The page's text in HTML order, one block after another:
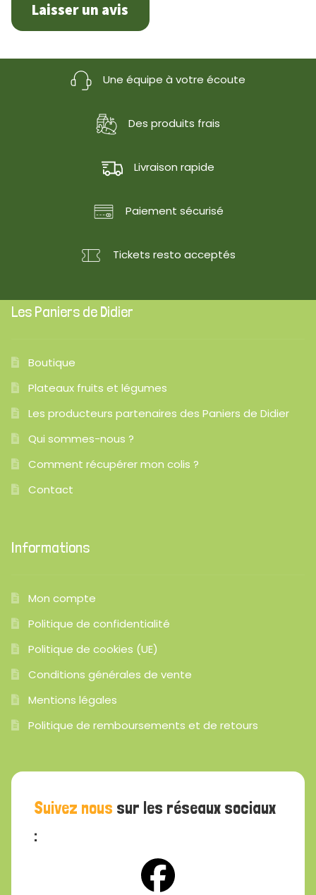
Laisser un avis
Une équipe à votre écoute
Des produits frais
Livraison rapide
Paiement sécurisé
Tickets resto acceptés
Les Paniers de Didier
Boutique
Plateaux fruits et légumes
Les producteurs partenaires des Paniers de Didier
Qui sommes-nous ?
Comment récupérer mon colis ?
Contact
Informations
Mon compte
Politique de confidentialité
Politique de cookies (UE)
Conditions générales de vente
Mentions légales
Politique de remboursements et de retours
Suivez nous sur les réseaux sociaux
: